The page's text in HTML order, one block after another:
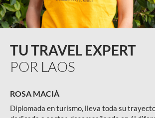
TU TRAVEL EXPERT
POR LAOS
ROSA MACIÀ
Diplomada en turismo, lleva toda su